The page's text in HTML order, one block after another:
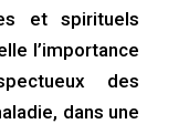
et spirituels
l’importance
des
dans une